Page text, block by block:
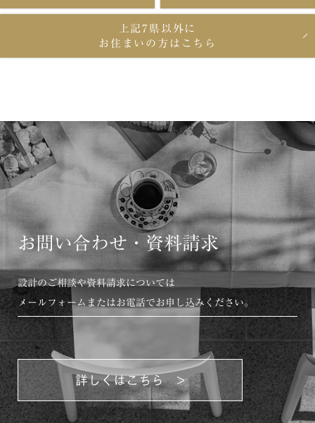
上記7県以外に
お住まいの方はこちら
お問い合わせ・資料請求
設計のご相談や資料請求については
メールフォームまたはお電話でお申し込みください。
詳しくはこちら >